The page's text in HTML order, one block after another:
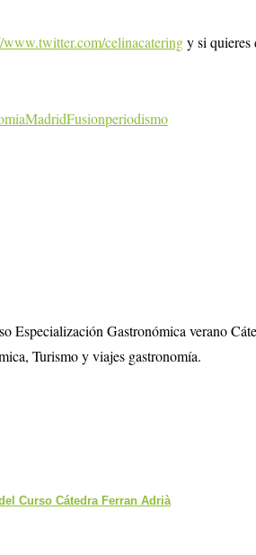
www.twitter.com/celinacateringy si quieres
MadridFusionperiodismo
Gastronómica verano
Turismo y viajes gastronomía.
Curso Cátedra Ferran Adrià